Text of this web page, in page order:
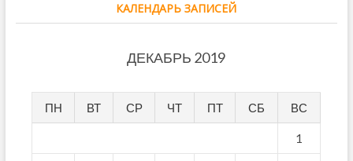
КАЛЕНДАРЬ ЗАПИСЕЙ
ДЕКАБРЬ 2019
ПН ВТ СР ЧТ ПТ СБ ВС
1